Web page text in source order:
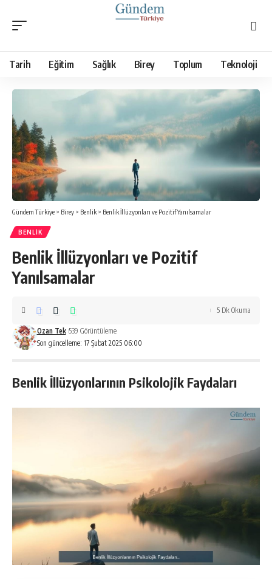
Tarih Eğitim Sağlık Birey Toplum Teknoloji
Gündem Türkiye > Birey > Benlik > Benlik İllüzyonları ve Pozitif Yanılsamalar
BENLIK
Benlik İllüzyonları ve Pozitif
Yanılsamalar
Son güncelleme: 17 Şubat 2025 06:00
Ozan Tek 539 Görüntüleme
5 Dk Okuma
Benlik İllüzyonlarının Psikolojik Faydaları